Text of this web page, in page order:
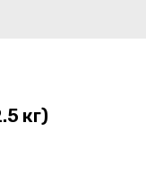
кг)